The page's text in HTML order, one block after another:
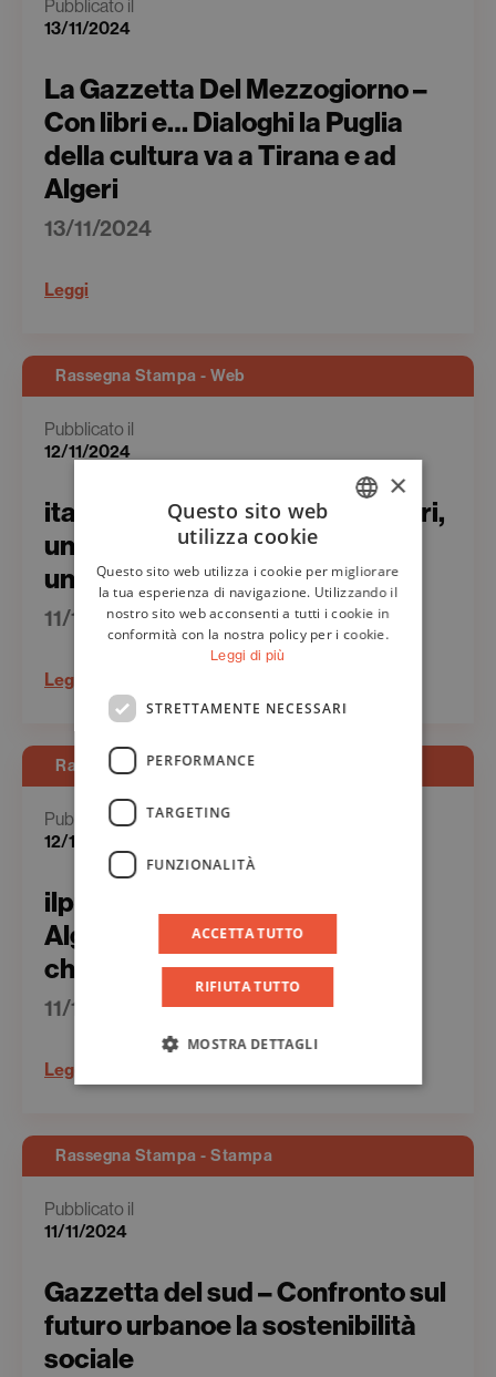
Pubblicato il
13/11/2024
La Gazzetta Del Mezzogiorno –
Con libri e… Dialoghi la Puglia
della cultura va a Tirana e ad
Algeri
13/11/2024
Leggi
Rassegna Stampa - Web
Pubblicato il
12/11/2024
italpress.com- Taobuk ad Algeri,
una missione culturale che
unisce il Mediterraneo
11/11/2024
Leggi
Rassegna Stampa - Web
Pubblicato il
12/11/2024
ilpuntonotizie.it – Taobuk ad
Algeri, una missione culturale
che unisce il Mediterraneo
11/11/2024
Leggi
Rassegna Stampa - Stampa
Pubblicato il
11/11/2024
Gazzetta del sud – Confronto sul
futuro urbanoe la sostenibilità
sociale
ENGLISH
×
Questo sito web
utilizza cookie
Questo sito web utilizza i cookie per migliorare
la tua esperienza di navigazione. Utilizzando il
nostro sito web acconsenti a tutti i cookie in
conformità con la nostra policy per i cookie.
Leggi di più
STRETTAMENTE NECESSARI
PERFORMANCE
TARGETING
FUNZIONALITÀ
ACCETTA TUTTO
RIFIUTA TUTTO
MOSTRA DETTAGLI